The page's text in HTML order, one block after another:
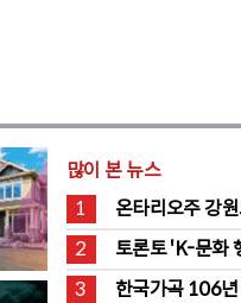
많이 본 뉴스
1
온타리오주 강
회' 성료
2
토론토 'K-문화
채용 공고
3
한국가곡 106년